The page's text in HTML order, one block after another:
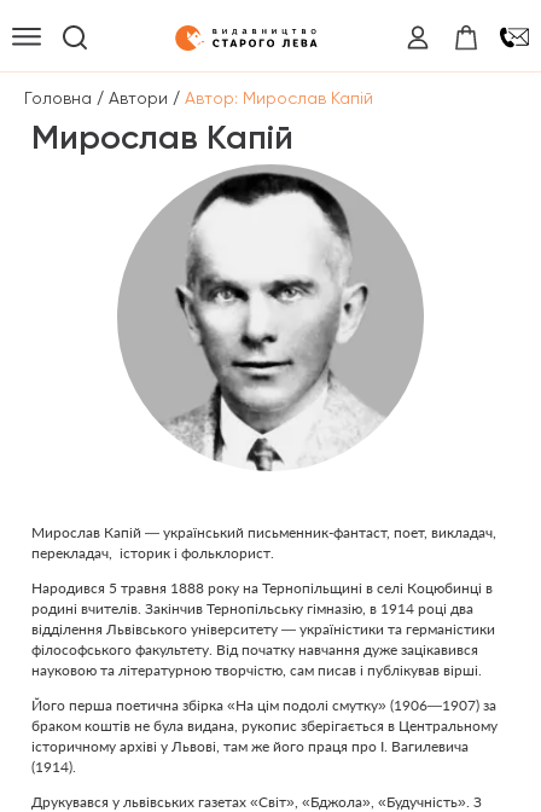
Головна / Автори / Автор: Мирослав Капій
Мирослав Капій
Мирослав Капій — український письменник-фантаст, поет, викладач,
перекладач, історик і фольклорист.
Народився 5 травня 1888 року на Тернопільщині в селі Коцюбинці в
родині вчителів. Закінчив Тернопільську гімназію, в 1914 році два
відділення Львівського університету — україністики та германістики
філософського факультету. Від початку навчання дуже зацікавився
науковою та літературною творчістю, сам писав і публікував вірші.
Його перша поетична збірка «На цім подолі смутку» (1906—1907) за
браком коштів не була видана, рукопис зберігається в Центральному
історичному архіві у Львові, там же його праця про І. Вагилевича
(1914).
Друкувався у львівських газетах «Світ», «Бджола», «Будучність». З